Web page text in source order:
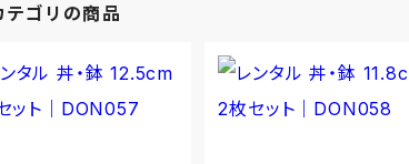
テゴリの商品